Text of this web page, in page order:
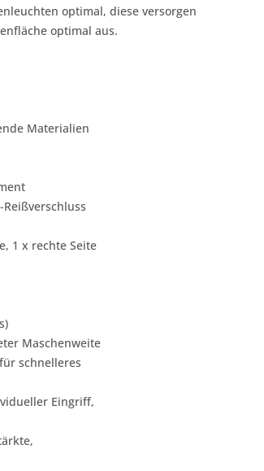
optimal, diese versorgen
optimal aus.
Materialien
1 x rechte Seite
Maschenweite
schnelleres
Eingriff,